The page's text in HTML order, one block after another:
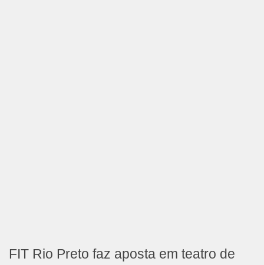
FIT Rio Preto faz aposta em teatro de